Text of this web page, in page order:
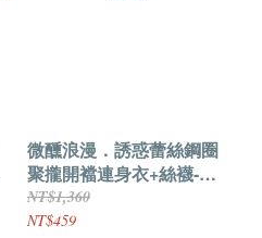
微醺浪漫．誘惑蕾絲鋼圈
聚攏開襠連身衣+絲襪-黑
色
NT$1,360
NT$459